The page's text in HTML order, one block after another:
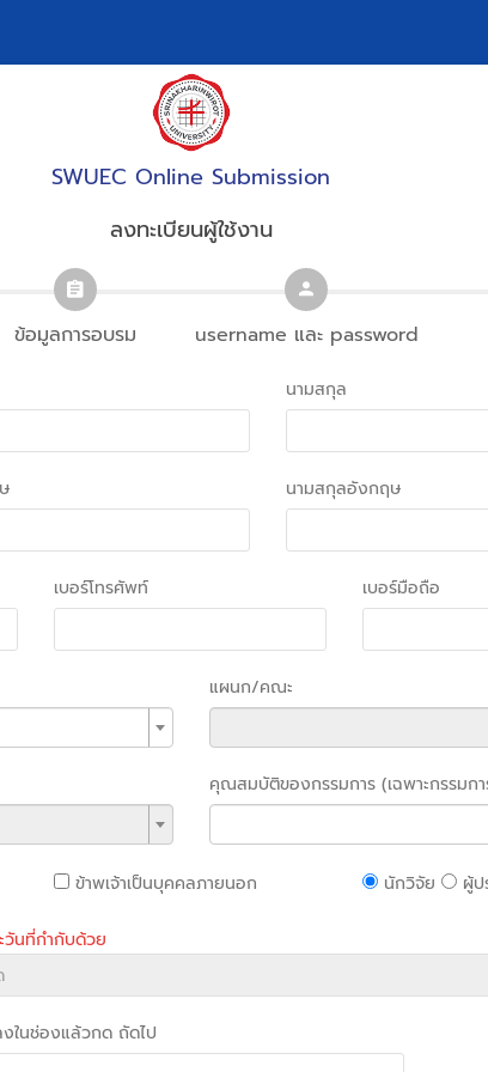
SWUEC Online Submission
ลงทะเบียนผู้ใช้งาน
ข้อมูลการอบรม username และ password
นามสกุล
นามสกุลอังกฤษ
เบอร์โทรศัพท์ เบอร์มือถือ
แผนก/คณะ
คุณสมบัติของกรรมการ (เฉพาะกรรมกา
ข้าพเจ้าเป็นบุคคลภายนอก นักวิจัย ผู้ป
วันที่กำกับด้วย
ในช่องแล้วกด ถัดไป